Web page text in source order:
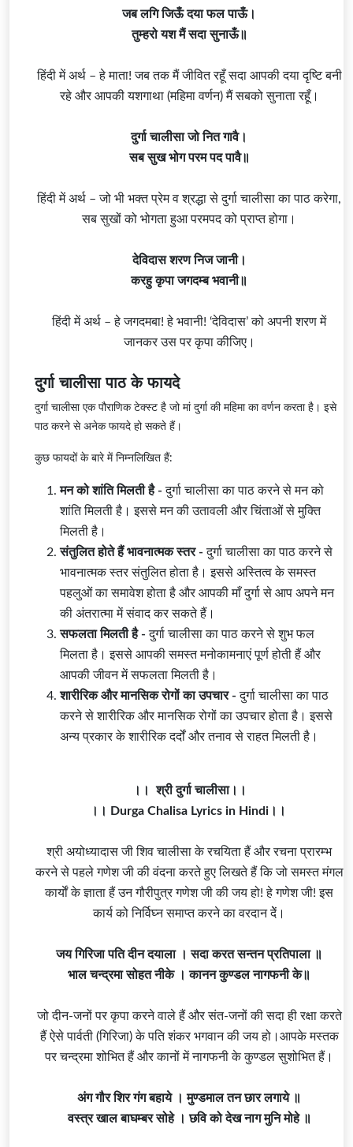
जब लगि जिऊँ दया फल पाऊँ।
तुम्हरो यश मैं सदा सुनाऊँ॥
हिंदी में अर्थ – हे माता! जब तक मैं जीवित रहूँ सदा आपकी दया दृष्टि बनी
रहे और आपकी यशगाथा (महिमा वर्णन) मैं सबको सुनाता रहूँ।
दुर्गा चालीसा जो नित गावै।
सब सुख भोग परम पद पावै॥
हिंदी में अर्थ – जो भी भक्त प्रेम व श्रद्धा से दुर्गा चालीसा का पाठ करेगा,
सब सुखों को भोगता हुआ परमपद को प्राप्त होगा।
देविदास शरण निज जानी।
करहु कृपा जगदम्ब भवानी॥
हिंदी में अर्थ – हे जगदमबा! हे भवानी! ‘देविदास’ को अपनी शरण में
जानकर उस पर कृपा कीजिए।
दुर्गा चालीसा पाठ के फायदे
दुर्गा चालीसा एक पौराणिक टेक्स्ट है जो मां दुर्गा की महिमा का वर्णन करता है। इसे
पाठ करने से अनेक फायदे हो सकते हैं।
कुछ फायदों के बारे में निम्नलिखित हैं:
मन को शांति मिलती है - दुर्गा चालीसा का पाठ करने से मन को
शांति मिलती है। इससे मन की उतावली और चिंताओं से मुक्ति
मिलती है।
संतुलित होते हैं भावनात्मक स्तर - दुर्गा चालीसा का पाठ करने से
भावनात्मक स्तर संतुलित होता है। इससे अस्तित्व के समस्त
पहलुओं का समावेश होता है और आपकी माँ दुर्गा से आप अपने मन
की अंतरात्मा में संवाद कर सकते हैं।
सफलता मिलती है - दुर्गा चालीसा का पाठ करने से शुभ फल
मिलता है। इससे आपकी समस्त मनोकामनाएं पूर्ण होती हैं और
आपकी जीवन में सफलता मिलती है।
शारीरिक और मानसिक रोगों का उपचार - दुर्गा चालीसा का पाठ
करने से शारीरिक और मानसिक रोगों का उपचार होता है। इससे
अन्य प्रकार के शारीरिक दर्दों और तनाव से राहत मिलती है।
।। श्री दुर्गा चालीसा।।
।। Durga Chalisa Lyrics in Hindi।।
श्री अयोध्यादास जी शिवचालीसाके रचयिता हैं और रचना प्रारम्भ
करने से पहले गणेश जी की वंदना करते हुए लिखते हैं कि जो समस्त मंगल
कार्याें के ज्ञाता हैं उन गौरीपुत्र गणेश जी की जय हो! हे गणेश जी! इस
कार्य को निर्विघ्न समाप्त करने का वरदान देें।
जय गिरिजा पति दीन दयाला । सदा करत सन्तन प्रतिपाला ॥
भाल चन्द्रमा सोहत नीके । कानन कुण्डल नागफनी के॥
जो दीन-जनों पर कृपा करने वाले हैं और संत-जनों की सदा ही रक्षा करते
हैं ऐसेपार्वती(गिरिजा) के पतिशंकरभगवान की जय हो।आपके मस्तक
पर चन्द्रमा शोभित हैं और कानों में नागफनी के कुण्डल सुशोभित हैं।
अंग गौर शिर गंग बहाये । मुण्डमाल तन छार लगाये ॥
वस्त्र खाल बाघम्बर सोहे । छवि को देख नाग मुनि मोहे ॥